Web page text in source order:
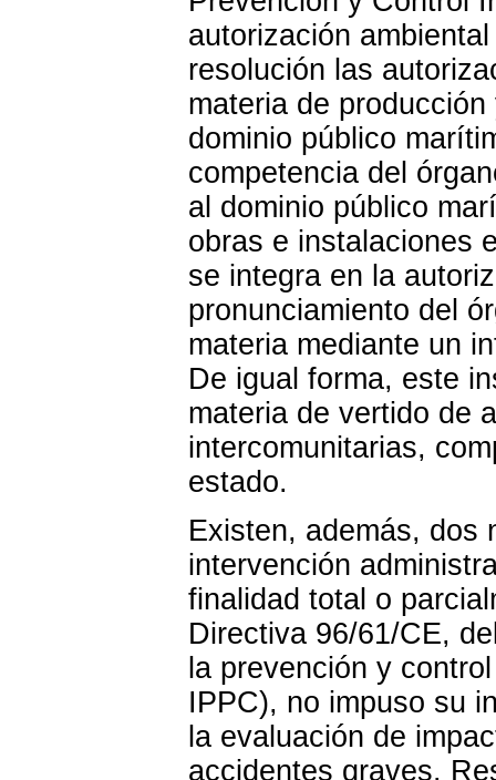
autorización
resolución las
materia de
dominio público
competencia del
al dominio público
obras e instalaciones
se integra en la
pronunciamiento del
materia mediante un
De igual forma, este
materia de vertido de
intercomunitarias,
estado.
Existen, además, dos
intervención
finalidad total o
Directiva 96/61/CE,
la prevención y
IPPC), no impuso su
la evaluación de
accidentes graves.